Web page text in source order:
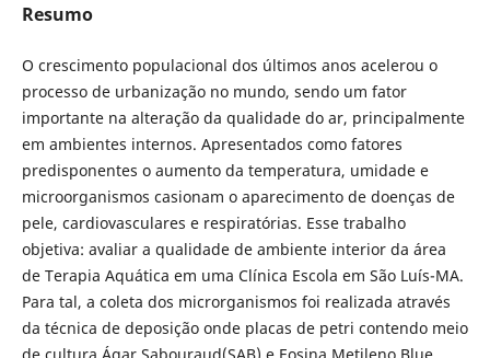
Resumo
O crescimento populacional dos últimos anos acelerou o
processo de urbanização no mundo, sendo um fator
importante na alteração da qualidade do ar, principalmente
em ambientes internos. Apresentados como fatores
predisponentes o aumento da temperatura, umidade e
microorganismos casionam o aparecimento de doenças de
pele, cardiovasculares e respiratórias. Esse trabalho
objetiva: avaliar a qualidade de ambiente interior da área
de Terapia Aquática em uma Clínica Escola em São Luís-MA.
Para tal, a coleta dos microrganismos foi realizada através
da técnica de deposição onde placas de petri contendo meio